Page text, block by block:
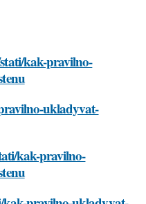
kak-pravilno-
ukladyvat-
kak-pravilno-